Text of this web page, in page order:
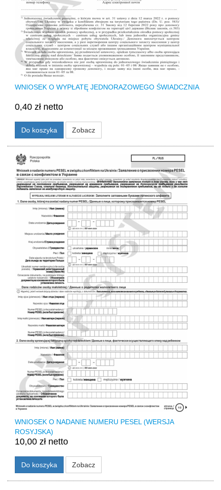
WNIOSEK O WYPŁATĘ JEDNORAZOWEGO ŚWIADCZNIA
0,40 zł netto
Do koszyka Zobacz
WNIOSEK O NADANIE NUMERU PESEL (WERSJA
ROSYJSKA)
10,00 zł netto
Do koszyka Zobacz